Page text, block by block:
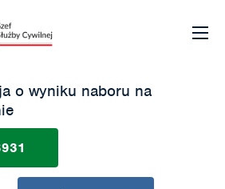
o wyniku naboru na